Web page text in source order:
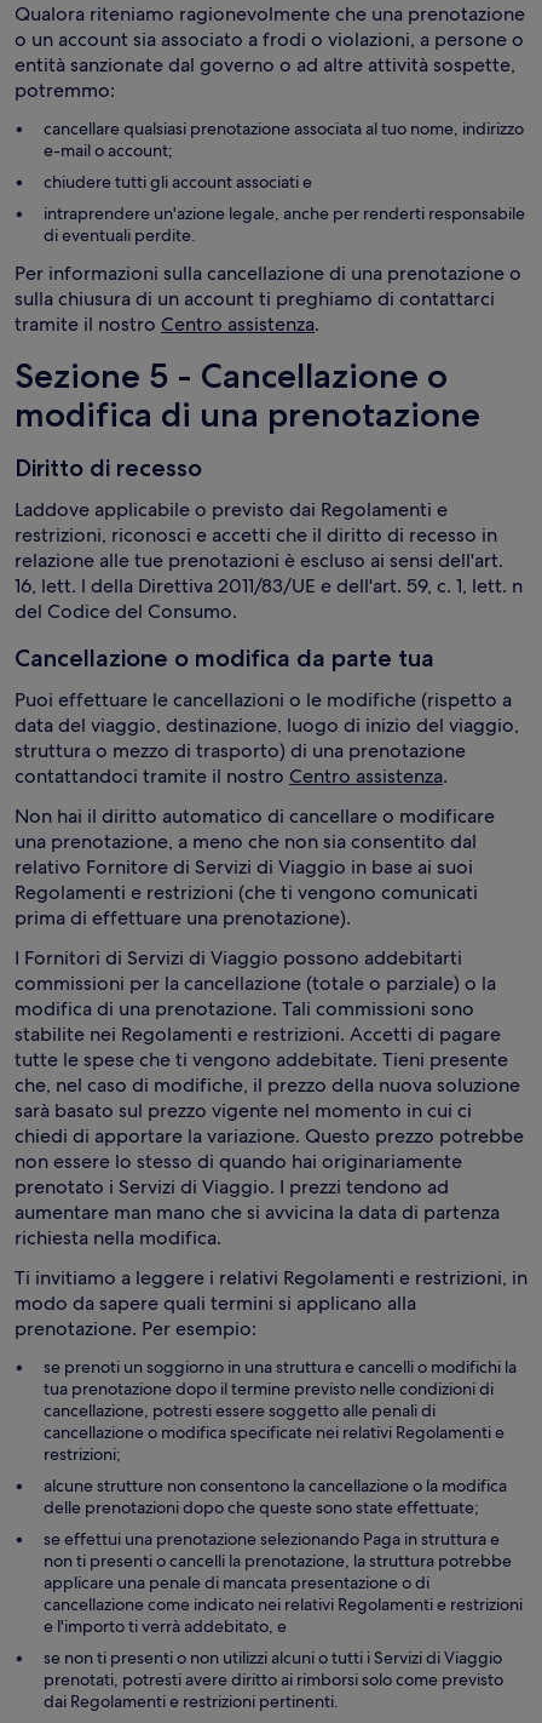
Qualora riteniamo ragionevolmente che una prenotazione
o un account sia associato a frodi o violazioni, a persone o
entità sanzionate dal governo o ad altre attività sospette,
potremmo:
cancellare qualsiasi prenotazione associata al tuo nome, indirizzo
e-mail o account;
chiudere tutti gli account associati e
intraprendere un'azione legale, anche per renderti responsabile
di eventuali perdite.
Per informazioni sulla cancellazione di una prenotazione o
sulla chiusura di un account ti preghiamo di contattarci
tramite il nostro Centro assistenza.
Sezione 5 - Cancellazione o
modifica di una prenotazione
Diritto di recesso
Laddove applicabile o previsto dai Regolamenti e
restrizioni, riconosci e accetti che il diritto di recesso in
relazione alle tue prenotazioni è escluso ai sensi dell'art.
16, lett. l della Direttiva 2011/83/UE e dell'art. 59, c. 1, lett. n
del Codice del Consumo.
Cancellazione o modifica da parte tua
Puoi effettuare le cancellazioni o le modifiche (rispetto a
data del viaggio, destinazione, luogo di inizio del viaggio,
struttura o mezzo di trasporto) di una prenotazione
contattandoci tramite il nostro Centro assistenza.
Non hai il diritto automatico di cancellare o modificare
una prenotazione, a meno che non sia consentito dal
relativo Fornitore di Servizi di Viaggio in base ai suoi
Regolamenti e restrizioni (che ti vengono comunicati
prima di effettuare una prenotazione).
I Fornitori di Servizi di Viaggio possono addebitarti
commissioni per la cancellazione (totale o parziale) o la
modifica di una prenotazione. Tali commissioni sono
stabilite nei Regolamenti e restrizioni. Accetti di pagare
tutte le spese che ti vengono addebitate. Tieni presente
che, nel caso di modifiche, il prezzo della nuova soluzione
sarà basato sul prezzo vigente nel momento in cui ci
chiedi di apportare la variazione. Questo prezzo potrebbe
non essere lo stesso di quando hai originariamente
prenotato i Servizi di Viaggio. I prezzi tendono ad
aumentare man mano che si avvicina la data di partenza
richiesta nella modifica.
Ti invitiamo a leggere i relativi Regolamenti e restrizioni, in
modo da sapere quali termini si applicano alla
prenotazione. Per esempio:
se prenoti un soggiorno in una struttura e cancelli o modifichi la
tua prenotazione dopo il termine previsto nelle condizioni di
cancellazione, potresti essere soggetto alle penali di
cancellazione o modifica specificate nei relativi Regolamenti e
restrizioni;
alcune strutture non consentono la cancellazione o la modifica
delle prenotazioni dopo che queste sono state effettuate;
se effettui una prenotazione selezionando Paga in struttura e
non ti presenti o cancelli la prenotazione, la struttura potrebbe
applicare una penale di mancata presentazione o di
cancellazione come indicato nei relativi Regolamenti e restrizioni
e l'importo ti verrà addebitato, e
se non ti presenti o non utilizzi alcuni o tutti i Servizi di Viaggio
prenotati, potresti avere diritto ai rimborsi solo come previsto
dai Regolamenti e restrizioni pertinenti.